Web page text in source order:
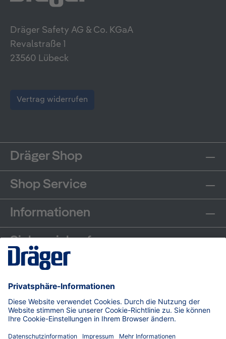
Dräger Safety AG & Co. KGaA
Revalstraße 1
23560 Lübeck
Vertrag widerrufen
Dräger Shop
Shop Service
Informationen
Sicher einkaufen
Communities
Zahlungsarten
Versand